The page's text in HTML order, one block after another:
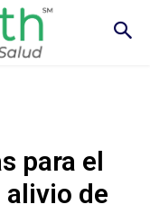
para el
de